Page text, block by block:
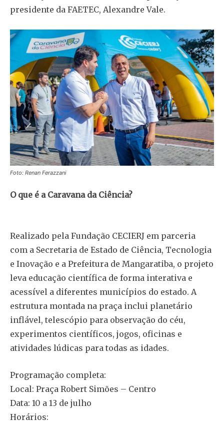
presidente da FAETEC, Alexandre Vale.
Foto: Renan Ferazzani
O que é a Caravana da Ciência?
Realizado pela Fundação CECIERJ em parceria
com a Secretaria de Estado de Ciência, Tecnologia
e Inovação e a Prefeitura de Mangaratiba, o projeto
leva educação científica de forma interativa e
acessível a diferentes municípios do estado. A
estrutura montada na praça inclui planetário
inflável, telescópio para observação do céu,
experimentos científicos, jogos, oficinas e
atividades lúdicas para todas as idades.
Programação completa:
Local: Praça Robert Simões – Centro
Data: 10 a 13 de julho
Horários: